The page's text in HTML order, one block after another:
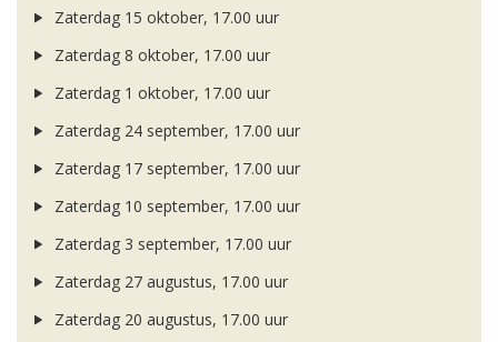
Zaterdag 15 oktober, 17.00 uur
Zaterdag 8 oktober, 17.00 uur
Zaterdag 1 oktober, 17.00 uur
Zaterdag 24 september, 17.00 uur
Zaterdag 17 september, 17.00 uur
Zaterdag 10 september, 17.00 uur
Zaterdag 3 september, 17.00 uur
Zaterdag 27 augustus, 17.00 uur
Zaterdag 20 augustus, 17.00 uur